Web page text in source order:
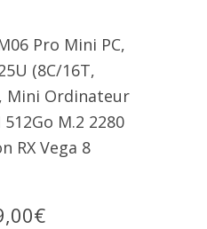
Pro Mini PC,
(8C/16T,
Mini Ordinateur
512Go M.2 2280
RX Vega 8